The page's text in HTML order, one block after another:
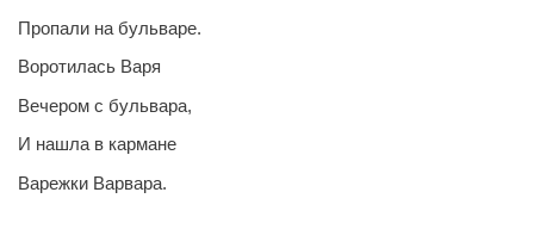
Пропали на бульваре.
Воротилась Варя
Вечером с бульвара,
И нашла в кармане
Варежки Варвара.